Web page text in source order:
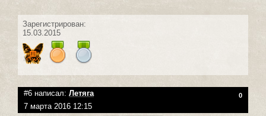
Зарегистрирован:
15.03.2015
#6 написал: Летяга 0
7 марта 2016 12:15